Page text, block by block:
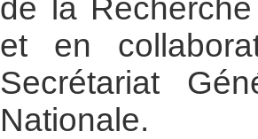
de la
et en
Secrétariat
Nationale.